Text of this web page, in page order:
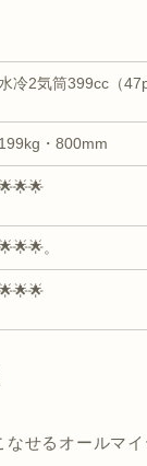
水冷2気筒399cc（
199kg・800mm
。
なせるオールマイ